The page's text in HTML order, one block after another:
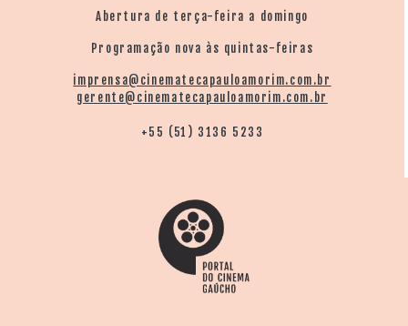
Abertura de terça-feira a domingo
Programação nova às quintas-feiras
imprensa@cinematecapauloamorim.com.br
gerente@cinematecapauloamorim.com.br
+55 (51) 3136 5233